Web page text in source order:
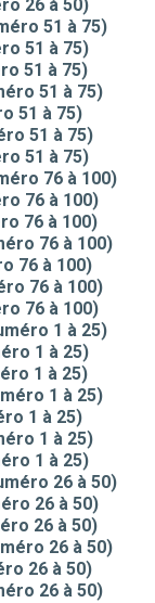
26 à 50)
51 à 75)
51 à 75)
51 à 75)
51 à 75)
51 à 75)
51 à 75)
51 à 75)
76 à 100)
76 à 100)
76 à 100)
76 à 100)
76 à 100)
76 à 100)
76 à 100)
1 à 25)
1 à 25)
1 à 25)
1 à 25)
1 à 25)
1 à 25)
1 à 25)
26 à 50)
26 à 50)
26 à 50)
26 à 50)
26 à 50)
26 à 50)